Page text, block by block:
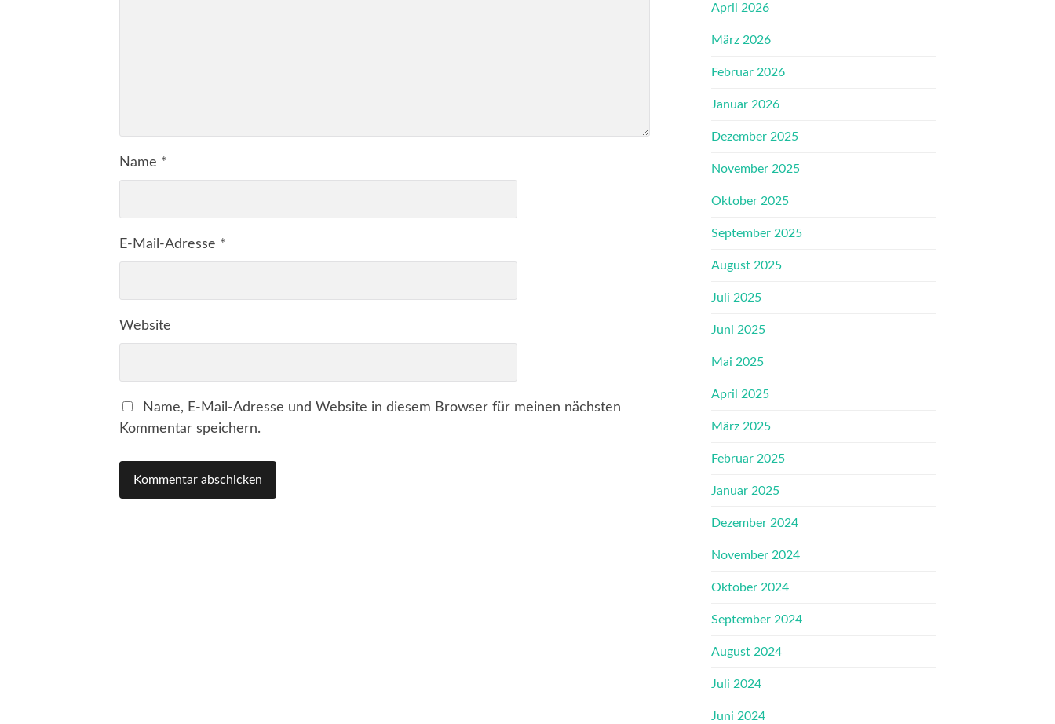
Name *
E-Mail-Adresse *
Website
Name, E-Mail-Adresse und Website in diesem Browser für meinen nächsten
Kommentar speichern.
April 2026
März 2026
Februar 2026
Januar 2026
Dezember 2025
November 2025
Oktober 2025
September 2025
August 2025
Juli 2025
Juni 2025
Mai 2025
April 2025
März 2025
Februar 2025
Januar 2025
Dezember 2024
November 2024
Oktober 2024
September 2024
August 2024
Juli 2024
Juni 2024